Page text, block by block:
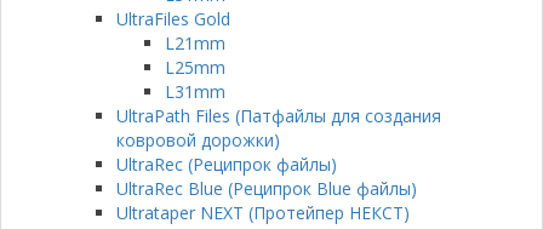
UltraFiles Gold
L21mm
L25mm
L31mm
UltraPath Files (Патфайлы для создания
ковровой дорожки)
UltraRec (Реципрок файлы)
UltraRec Blue (Реципрок Blue файлы)
Ultrataper NEXT (Протейпер НЕКСТ)